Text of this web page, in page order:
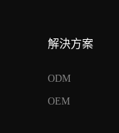
解決方案
ODM
OEM